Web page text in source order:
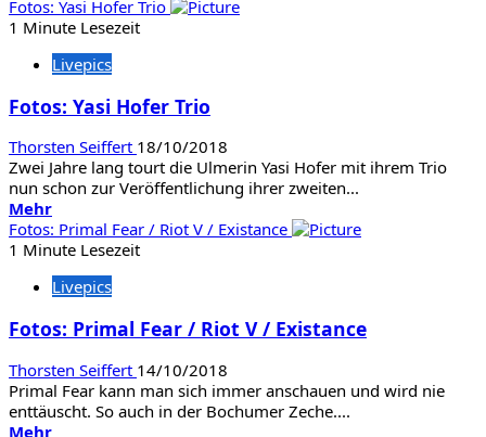
Informationen
über
Glenn
Fotos: Yasi Hofer Trio
1 Minute Lesezeit
Livepics
Fotos: Yasi Hofer Trio
Thorsten Seiffert 18/10/2018
Zwei Jahre lang tourt die Ulmerin Yasi Hofer mit ihrem Trio
nun schon zur Veröffentlichung ihrer zweiten...
MehrMehr
Informationen
über
Yasi
Trio
Fotos: Primal Fear / Riot V / Existance
1 Minute Lesezeit
Livepics
Fotos: Primal Fear / Riot V / Existance
Thorsten Seiffert 14/10/2018
Primal Fear kann man sich immer anschauen und wird nie
enttäuscht. So auch in der Bochumer Zeche....
MehrMehr